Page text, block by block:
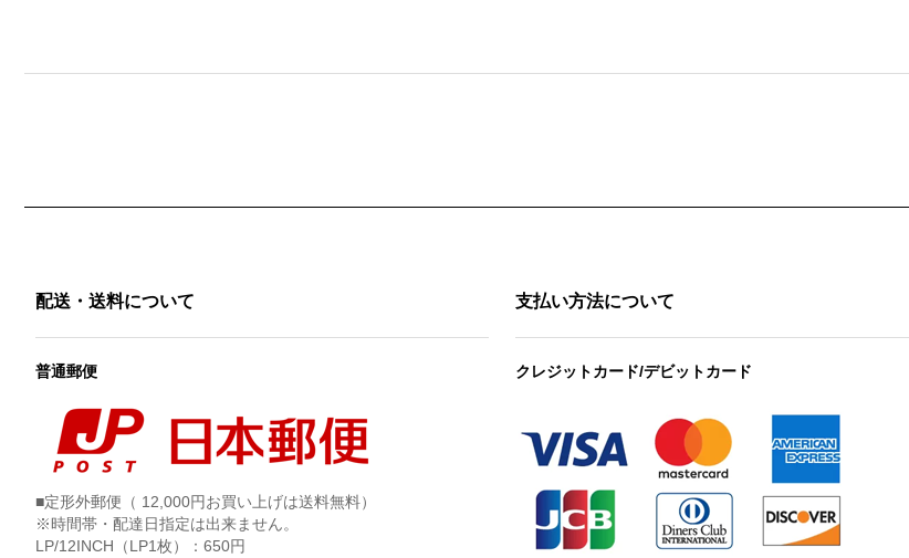
配送・送料について
普通郵便
■定形外郵便（ 12,000円お買い上げは送料無料）
※時間帯・配達日指定は出来ません。
LP/12INCH（LP1枚）：650円
支払い方法について
クレジットカード/デビットカード